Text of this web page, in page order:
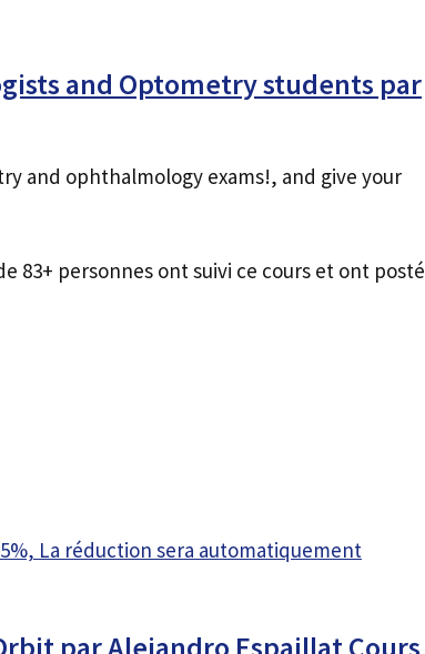
and Optometry students par
and ophthalmology exams!, and give your
83+ personnes ont suivi ce cours et ont posté
La réduction sera automatiquement
par Alejandro Espaillat Cours